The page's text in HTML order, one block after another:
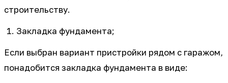
строительству.
Закладка фундамента;
Если выбран вариант пристройки рядом с гаражом,
понадобится закладка фундамента в виде: